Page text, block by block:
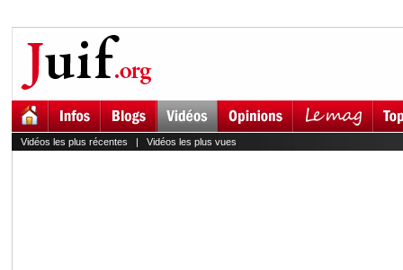
Vidéos les plus récentes | Vidéos les plus vues